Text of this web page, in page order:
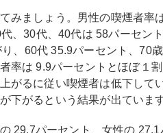
みましょう。男性の喫煙者率
、30代、40代は 58パーセン
、60代 35.9パーセント、70
率は 9.9パーセントとほぼ１
がるに従い喫煙者は低下して
下がるという結果が出ています
29.7パーセント、女性の 27.1